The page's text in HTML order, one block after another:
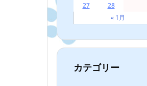
27
28
« 1月
カテゴリー